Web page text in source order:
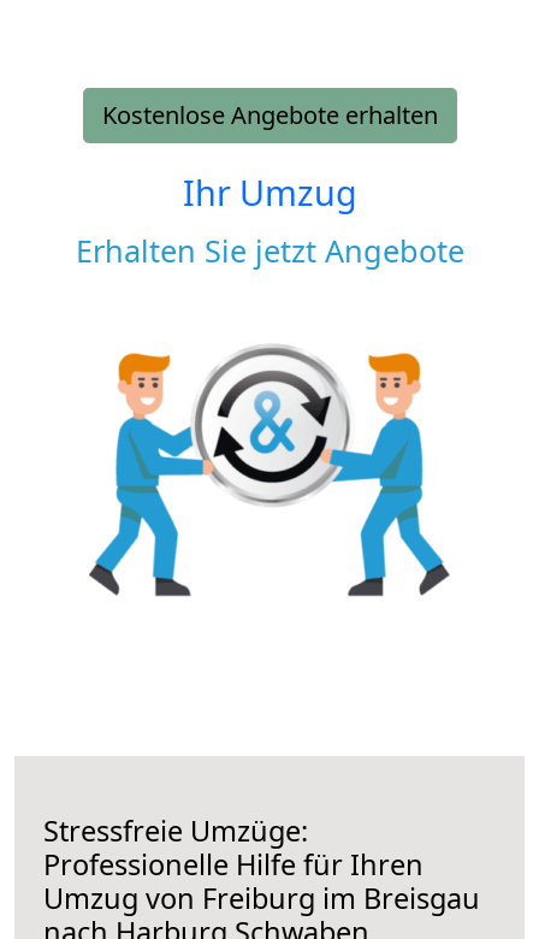
Kostenlose Angebote erhalten
Ihr Umzug
Erhalten Sie jetzt Angebote
Stressfreie Umzüge:
Professionelle Hilfe für Ihren
Umzug von Freiburg im Breisgau